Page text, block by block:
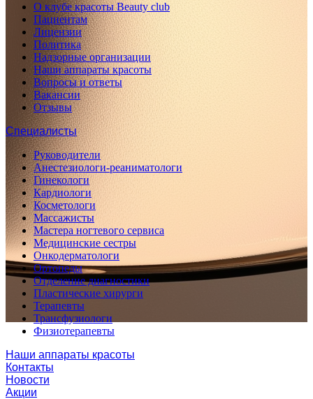
О клубе красоты Beauty club
Пациентам
Лицензии
Политика
Надзорные организации
Наши аппараты красоты
Вопросы и ответы
Вакансии
Отзывы
Специалисты
Руководители
Анестезиологи-реаниматологи
Гинекологи
Кардиологи
Косметологи
Массажисты
Мастера ногтевого сервиса
Медицинские сестры
Онкодерматологи
Ортопеды
Отделение диагностики
Пластические хирурги
Терапевты
Трансфузиологи
Физиотерапевты
Наши аппараты красоты
Контакты
Новости
Акции